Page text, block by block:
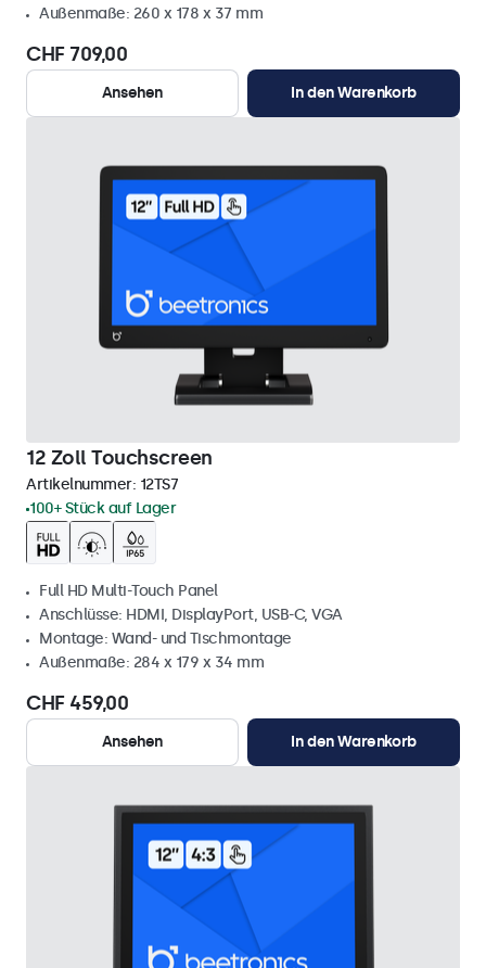
Außenmaße: 260 x 178 x 37 mm
CHF 709,00
Ansehen In den Warenkorb
12 Zoll Touchscreen
Artikelnummer: 12TS7
100+ Stück auf Lager
Full HD Multi-Touch Panel
Anschlüsse: HDMI, DisplayPort, USB-C, VGA
Montage: Wand- und Tischmontage
Außenmaße: 284 x 179 x 34 mm
CHF 459,00
Ansehen In den Warenkorb